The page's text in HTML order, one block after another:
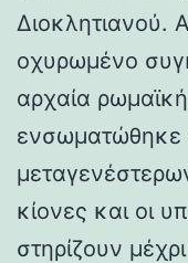
Διοκλητιανού.
οχυρωμένο
αρχαία
ενσωματώθηκε
κίονες και οι
στηρίζουν